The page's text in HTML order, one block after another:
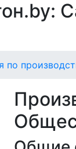
по